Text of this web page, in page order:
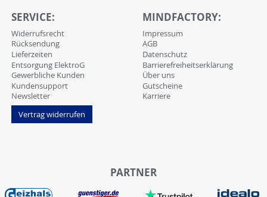
SERVICE:
Widerrufsrecht
Rücksendung
Lieferzeiten
Entsorgung ElektroG
Gewerbliche Kunden
Kundensupport
Newsletter
Vertrag widerrufen
MINDFACTORY:
Impressum
AGB
Datenschutz
Barrierefreiheitserklärung
Über uns
Gutscheine
Karriere
PARTNER